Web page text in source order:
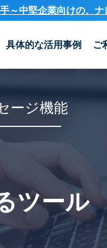
～中堅企業向けの、
具体的な活用事例 ご
ージ機能
ツール